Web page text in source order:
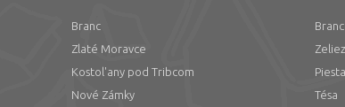
Branc
Zlaté Moravce
Kostol'any pod Tribcom
Nové Zámky
Branc
Tésa